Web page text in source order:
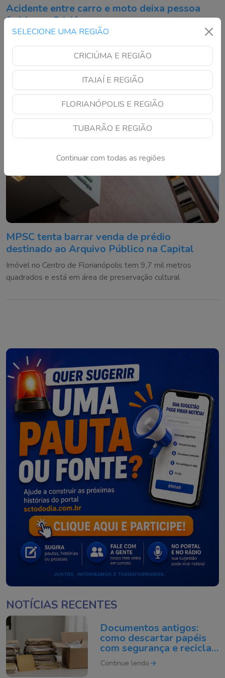
SELECIONE UMA REGIÃO
CRICIÚMA E REGIÃO
ITAJAÍ E REGIÃO
FLORIANÓPOLIS E REGIÃO
TUBARÃO E REGIÃO
Continuar com todas as regiões
Acidente entre carro e moto deixa pessoa
ferida em Criciúma
olisão aconteceu na Avenida Centenário, no Centro, e
mobilizou o SAMU e agentes de trânsito
MPSC tenta barrar venda de prédio
destinado ao Arquivo Público na Capital
Imóvel no Centro de Florianópolis tem 9,7 mil metros
quadrados e está em área de preservação cultural
NOTÍCIAS RECENTES
Documentos antigos:
como descartar papéis
com segurança e reciclar
do jeito certo
Continue lendo